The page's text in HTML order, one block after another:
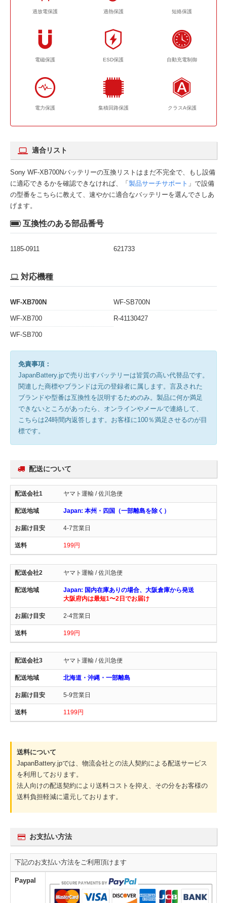
過放電保護 過熱保護 短絡保護
電磁保護 ESD保護 自動充電制御
電力保護 集積回路保護 クラスA保護
適合リスト
Sony WF-XB700Nバッテリーの互換リストはまだ不完全で、もし設備
に適応できるかを確認できなければ、「製品サーチサポート 」で設備
の型番をこちらに教えて、速やかに適合なバッテリーを選んでさしあ
げます。
互換性のある部品番号
1185-0911 621733
対応機種
WF-XB700N WF-SB700N
WF-XB700 R-41130427
WF-SB700
免責事項：
JapanBattery.jpで売り出すバッテリーは皆質の高い代替品です。
関連した商標やブランドは元の登録者に属します。言及された
ブランドや型番は互換性を説明するためのみ。製品に何か満足
できないところがあったら、オンラインやメールで連絡して、
こちらは24時間内返答します。お客様に100％満足させるのが目
標です。
配送について
ヤマト運輸 / 佐川急便
Japan: 本州・四国（一部離島を除く）
4-7営業日
199円
ヤマト運輸 / 佐川急便
Japan: 国内在庫ありの場合、大阪倉庫から発送
大阪府内は最短1〜2日でお届け
2-4営業日
199円
ヤマト運輸 / 佐川急便
北海道・沖縄・一部離島
5-9営業日
1199円
送料について
JapanBattery.jpでは、物流会社との法人契約による配送サービス
を利用しております。
法人向けの配送契約により送料コストを抑え、その分をお客様の
送料負担軽減に還元しております。
お支払い方法
下記のお支払い方法をご利用頂けます
Paypal